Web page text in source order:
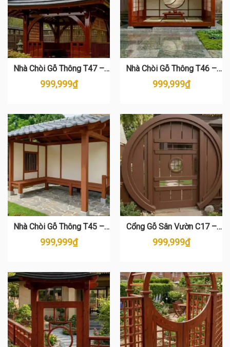
Nhà Chòi Gỗ Thông T47 –
Kiến Trúc Nhật Bản Sang
Trọng
999,999₫
Nhà Chòi Gỗ Thông T46 –
Thiết Kế Nhật Bản Sang
Trọng
999,999₫
Nhà Chòi Gỗ Thông T45 –
Thiết Kế Sân Vườn Đẹp Tại
Vintage Decor
999,999₫
Cổng Gỗ Sân Vườn C17 –
Thiết Kế Hình Tròn Độc Đáo
Từ Gỗ Thông
999,999₫